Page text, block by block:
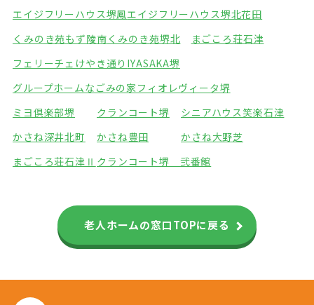
エイジフリーハウス堺鳳エイジフリーハウス堺北花田
くみのき苑もず陵南 くみのき苑堺北
まごころ荘石津
フェリーチェけやき通り IYASAKA堺
グループホームなごみの家 フィオレヴィータ堺
ミヨ倶楽部堺
クランコート堺
シニアハウス笑楽石津
かさね深井北町
かさね豊田
かさね大野芝
まごころ荘石津Ⅱ クランコート堺 弐番館
老人ホームの窓口TOPに戻る